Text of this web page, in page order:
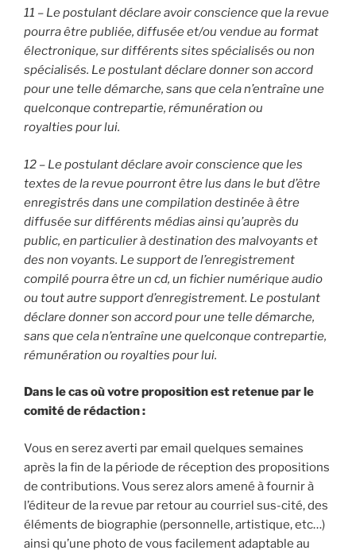
11 – Le postulant déclare avoir conscience que la revue
pourra être publiée, diffusée et/ou vendue au format
électronique, sur différents sites spécialisés ou non
spécialisés. Le postulant déclare donner son accord
pour une telle démarche, sans que cela n’entraîne une
quelconque contrepartie, rémunération ou
royalties pour lui.
12 – Le postulant déclare avoir conscience que les
textes de la revue pourront être lus dans le but d’être
enregistrés dans une compilation destinée à être
diffusée sur différents médias ainsi qu’auprès du
public, en particulier à destination des malvoyants et
des non voyants. Le support de l’enregistrement
compilé pourra être un cd, un fichier numérique audio
ou tout autre support d’enregistrement. Le postulant
déclare donner son accord pour une telle démarche,
sans que cela n’entraîne une quelconque contrepartie,
rémunération ou royalties pour lui.
Dans le cas où votre proposition est retenue par le
comité de rédaction :
Vous en serez averti par email quelques semaines
après la fin de la période de réception des propositions
de contributions. Vous serez alors amené à fournir à
l’éditeur de la revue par retour au courriel sus-cité, des
éléments de biographie (personnelle, artistique, etc…)
ainsi qu’une photo de vous facilement adaptable au